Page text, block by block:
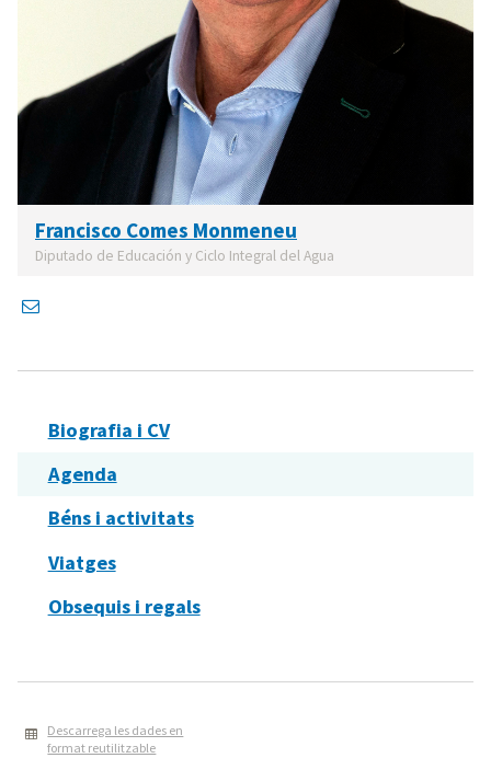
Francisco Comes Monmeneu
Diputado de Educación y Ciclo Integral del Agua
Biografia i CV
Agenda
Béns i activitats
Viatges
Obsequis i regals
Descarrega les dades en
format reutilitzable